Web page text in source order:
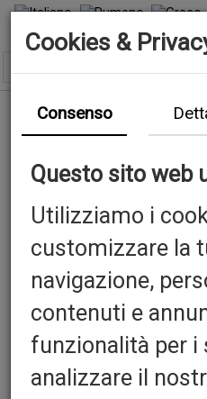
Cookies &
Consenso
Questo sito web
Utilizziamo i
customizzare la
navigazione,
contenuti e
funzionalità per i
analizzare il